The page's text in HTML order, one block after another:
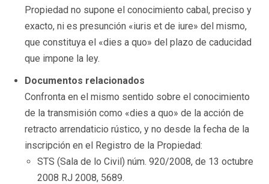
Propiedad no supone el conocimiento cabal, preciso y
exacto, ni es presunción «iuris et de iure» del mismo,
que constituya el «dies a quo» del plazo de caducidad
que impone la ley.
Documentos relacionados
Confronta en el mismo sentido sobre el conocimiento
de la transmisión como «dies a quo» de la acción de
retracto arrendaticio rústico, y no desde la fecha de la
inscripción en el Registro de la Propiedad:
STS (Sala de lo Civil) núm. 920/2008, de 13 octubre
2008 RJ 2008, 5689.